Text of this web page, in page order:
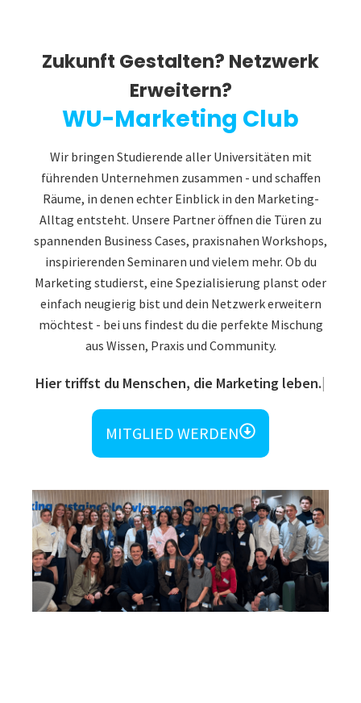
Zukunft Gestalten? Netzwerk
Erweitern?
WU-Marketing Club
Wir bringen Studierende aller Universitäten mit
führenden Unternehmen zusammen - und schaffen
Räume, in denen echter Einblick in den Marketing-
Alltag entsteht. Unsere Partner öffnen die Türen zu
spannenden Business Cases, praxisnahen Workshops,
inspirierenden Seminaren und vielem mehr. Ob du
Marketing studierst, eine Spezialisierung planst oder
einfach neugierig bist und dein Netzwerk erweitern
möchtest - bei uns findest du die perfekte Mischung
aus Wissen, Praxis und Community.
Und
MITGLIED WERDEN